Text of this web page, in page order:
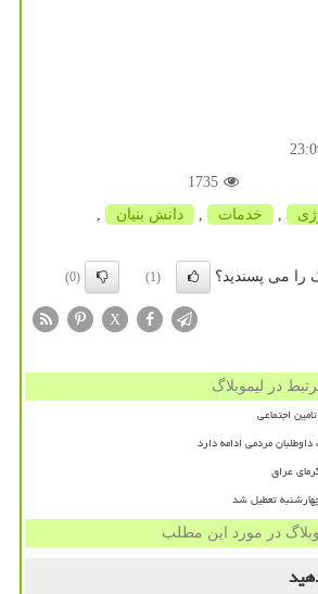
1735
خدمات دانش بنیان
را می پسندید؟ (1)
(0)
X
در لیموبلاگ
اجتماعی
مردمی ادامه دارد
عراق
تعطیل شد
در مورد این مطلب